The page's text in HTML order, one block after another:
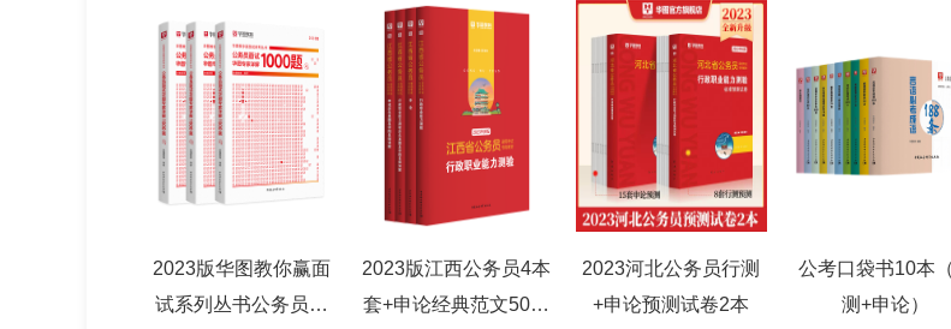
2023版华图教你赢面
试系列丛书公务员面
2023版江西公务员4本
套+申论经典范文50篇
2023河北公务员行测
+申论预测试卷2本
公考口袋书10本
测+申论）